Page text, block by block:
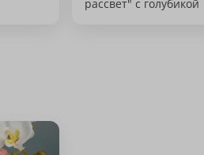
рассвет" с голубикой